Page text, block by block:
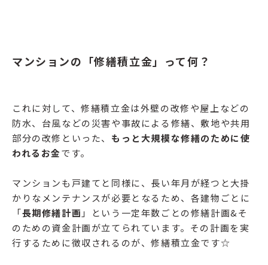
マンションの「修繕積立金」って何？
これに対して、修繕積立金は外壁の改修や屋上などの
防水、台風などの災害や事故による修繕、敷地や共用
部分の改修といった、 もっと大規模な修繕のために使
われるお金です。
マンションも戸建てと同様に、長い年月が経つと大掛
かりなメンテナンスが必要となるため、各建物ごとに
「長期修繕計画 」という一定年数ごとの修繕計画&そ
のための資金計画が立てられています。その計画を実
行するために徴収されるのが、修繕積立金です☆